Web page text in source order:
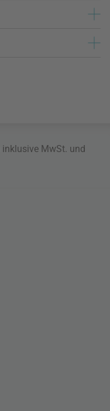
inklusive MwSt. und